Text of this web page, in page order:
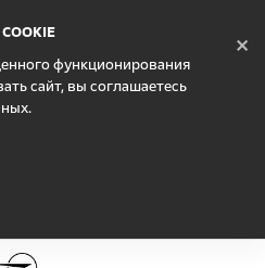
функционирования
сайт, вы соглашаетесь
×